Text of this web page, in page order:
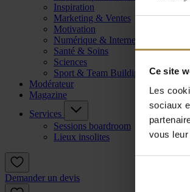
Ce site
Les
sociaux
vous
Inspiration
Marketing & Ventes
Motivation
Numérique & Internet
Santé & Soins
Sciences
Sport & Team Building
Modérateur
Magazine
Services
Sessions boardroom
Lieux insolites
Demander un devis